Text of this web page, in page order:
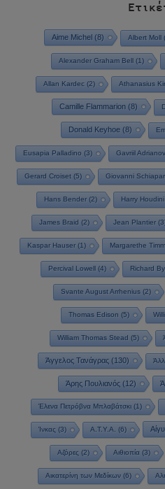
Aime Michel (8) Albert Moll
Alexander Graham Bell (1)
Allan Kardec (2) Athanasius
Camille Flammarion (8)
Donald Keyhoe(8)
Eusapia Palladino (3) Gavriil
Gerard Croiset(5) Giovanni
Hans Bender(2) Harry Houdini
James Braid (2) Jean Plantier
Kaspar Hauser(1) Margarethe Timm
Percival Lowell (4) Richard
Svante August Arrhenius (2)
Thomas Edison (5)
William Thomas Stead (5)
Άγγελος Τανάγρας (130)
Άρης Πουλιανός (12)
Έλενα Πετρόβνα Μπλαβάτσκι(1)
Ίνκας (3) Α.Τ.Υ.Α. (6)
Αζόρες (2) Αιθιοπία(3)
Αικατερίνη των Μεδίκων(6)